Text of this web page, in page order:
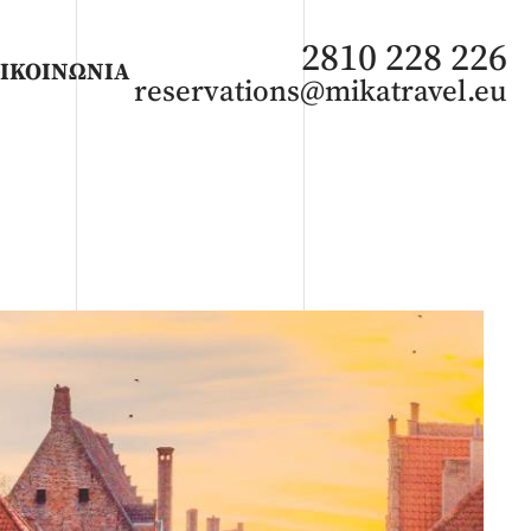
Άνοιξη 2027 Καλοκαίρι 2026
2810 228 226
reservations@mikatravel.eu